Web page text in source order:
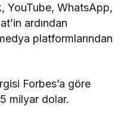
YouTube, WhatsApp,
ardından
platformlarından
Forbes’a göre
milyar dolar.